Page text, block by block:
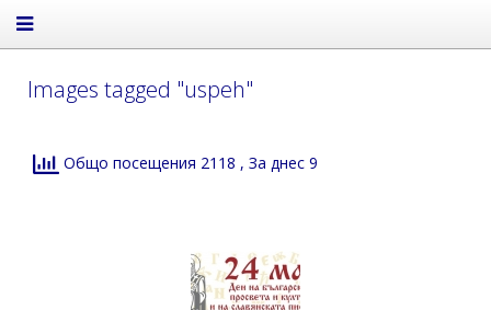
Images tagged "uspeh"
Общо посещения 2118 , За днес 9